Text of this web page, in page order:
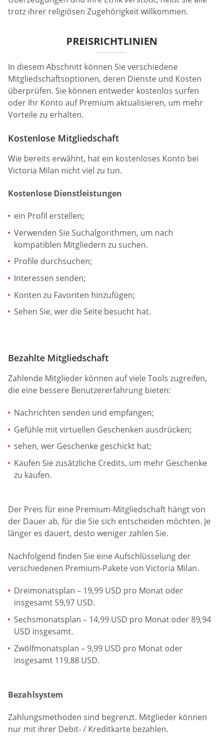
trotz ihrer religiösen Zugehörigkeit willkommen.
PREISRICHTLINIEN
In diesem Abschnitt können Sie verschiedene
Mitgliedschaftsoptionen, deren Dienste und Kosten
überprüfen. Sie können entweder kostenlos surfen
oder Ihr Konto auf Premium aktualisieren, um mehr
Vorteile zu erhalten.
Kostenlose Mitgliedschaft
Wie bereits erwähnt, hat ein kostenloses Konto bei
Victoria Milan nicht viel zu tun.
Kostenlose Dienstleistungen
ein Profil erstellen;
Verwenden Sie Suchalgorithmen, um nach
kompatiblen Mitgliedern zu suchen.
Profile durchsuchen;
Interessen senden;
Konten zu Favoriten hinzufügen;
Sehen Sie, wer die Seite besucht hat.
Bezahlte Mitgliedschaft
Zahlende Mitglieder können auf viele Tools zugreifen,
die eine bessere Benutzererfahrung bieten:
Nachrichten senden und empfangen;
Gefühle mit virtuellen Geschenken ausdrücken;
sehen, wer Geschenke geschickt hat;
Kaufen Sie zusätzliche Credits, um mehr Geschenke
zu kaufen.
Der Preis für eine Premium-Mitgliedschaft hängt von
der Dauer ab, für die Sie sich entscheiden möchten. Je
länger es dauert, desto weniger zahlen Sie.
Nachfolgend finden Sie eine Aufschlüsselung der
verschiedenen Premium-Pakete von Victoria Milan.
Dreimonatsplan – 19,99 USD pro Monat oder
insgesamt 59,97 USD.
Sechsmonatsplan – 14,99 USD pro Monat oder 89,94
USD insgesamt.
Zwölfmonatsplan – 9,99 USD pro Monat oder
insgesamt 119,88 USD.
Bezahlsystem
Zahlungsmethoden sind begrenzt. Mitglieder können
nur mit ihrer Debit- / Kreditkarte bezahlen.